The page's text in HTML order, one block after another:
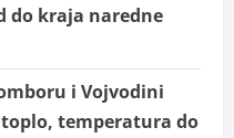
do kraja naredne
i Vojvodini
temperatura do